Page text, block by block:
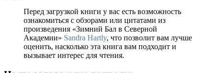
Перед загрузкой книги у вас есть возможность
ознакомиться с обзорами или цитатами из
произведения «Зимний Бал в Северной
Академии» Sandra Hartly, что позволит вам лучше
оценить, насколько эта книга вам подходит и
вызывает интерес для чтения.